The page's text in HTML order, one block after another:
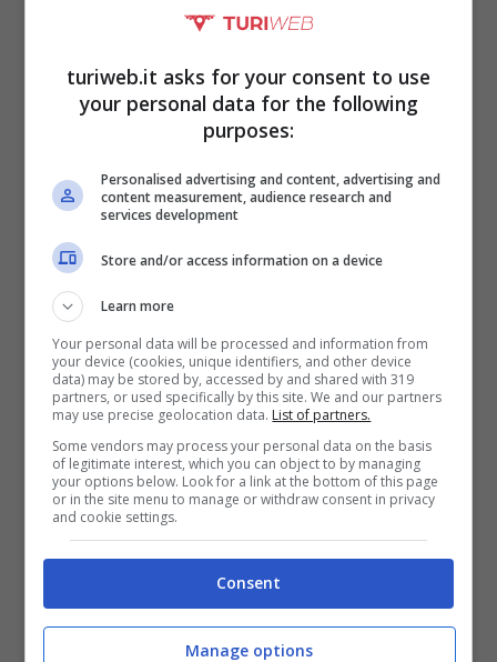
nei mesi estivi, e addirittura solo di sera, ora
le cose sono cambiate. Questi insetti hanno
ai cambiamenti climatici,per tale ragione
non basta veder finire l’estate
(Turiweb.it)
turiweb.it asks for your consent to use
your personal data for the following
purposes:
Personalised advertising and content, advertising and
content measurement, audience research and
services development
Store and/or access information on a device
Learn more
Your personal data will be processed and information from
your device (cookies, unique identifiers, and other device
data) may be stored by, accessed by and shared with 319
partners, or used specifically by this site. We and our partners
may use precise geolocation data. List of partners.
Some vendors may process your personal data on the basis
of legitimate interest, which you can object to by managing
your options below. Look for a link at the bottom of this page
or in the site menu to manage or withdraw consent in privacy
and cookie settings.
Consent
Manage options